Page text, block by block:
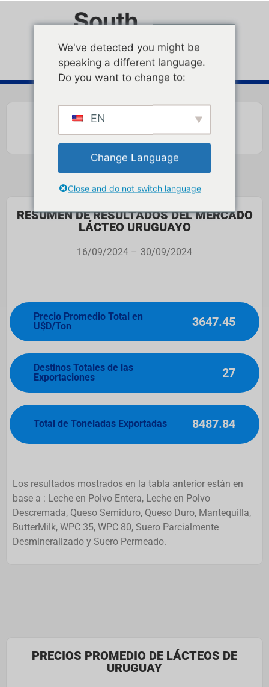
RESUMEN DE RESULTADOS DEL MERCADO
LÁCTEO URUGUAYO
16/09/2024 – 30/09/2024
Precio Promedio Total en
U$D/Ton
3647.45
Destinos Totales de las
Exportaciones
27
Total de Toneladas Exportadas 8487.84
Los resultados mostrados en la tabla anterior están en
base a : Leche en Polvo Entera, Leche en Polvo
Descremada, Queso Semiduro, Queso Duro, Mantequilla,
ButterMilk, WPC 35, WPC 80, Suero Parcialmente
Desmineralizado y Suero Permeado.
PRECIOS PROMEDIO DE LÁCTEOS DE
URUGUAY
We've detected you might be
speaking a different language.
Do you want to change to:
EN
Change Language
Close and do not switch language